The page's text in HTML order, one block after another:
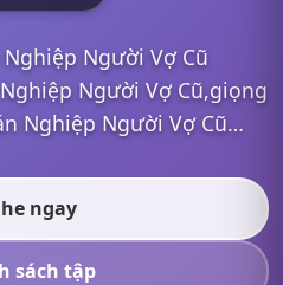
Người Vợ Cũ
Người Vợ Cũ,giọng
Nghiệp Người Vợ Cũ
ngay
sách tập